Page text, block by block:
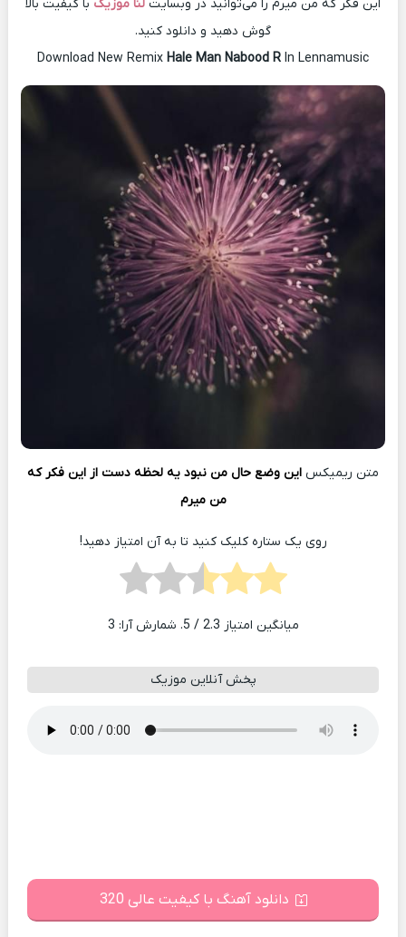
این فکر که من میرم را می‌توانید در وبسایت لنا موزیک با کیفیت بالا
گوش دهید و دانلود کنید.
Download New Remix Hale Man Nabood R In Lennamusic
متن ریمیکس این وضع حال من نبود یه لحظه دست از این فکر که
من میرم
روی یک ستاره کلیک کنید تا به آن امتیاز دهید!
میانگین امتیاز 2.3 / 5. شمارش آرا: 3
پخش آنلاین موزیک
دانلود آهنگ با کیفیت عالی 320